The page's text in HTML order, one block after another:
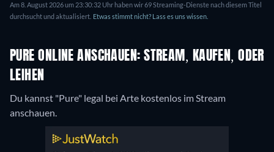
Am 8. August 2026 um 23:30:32 Uhr haben wir 69 Streaming-Dienste nach diesem Titel
durchsucht und aktualisiert. Etwas stimmt nicht? Lass es uns wissen.
PURE ONLINE ANSCHAUEN: STREAM, KAUFEN, ODER
LEIHEN
Du kannst "Pure" legal bei Arte kostenlos im Stream
anschauen.